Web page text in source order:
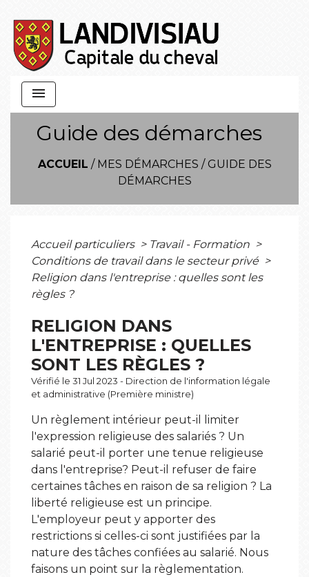
menu
Guide des démarches
ACCUEIL / MES DÉMARCHES / GUIDE DES
DÉMARCHES
Accueil particuliers > Travail - Formation >
Conditions de travail dans le secteur privé >
Religion dans l'entreprise : quelles sont les
règles ?
RELIGION DANS
L'ENTREPRISE : QUELLES
SONT LES RÈGLES ?
Vérifié le 31 Jul 2023 - Direction de l'information légale
et administrative (Première ministre)
Un règlement intérieur peut-il limiter
l'expression religieuse des salariés ? Un
salarié peut-il porter une tenue religieuse
dans l'entreprise? Peut-il refuser de faire
certaines tâches en raison de sa religion ? La
liberté religieuse est un principe.
L'employeur peut y apporter des
restrictions si celles-ci sont justifiées par la
nature des tâches confiées au salarié. Nous
faisons un point sur la règlementation.